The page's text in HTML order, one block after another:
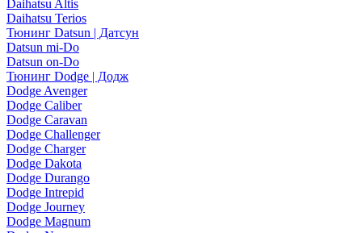
Daihatsu Altis
Daihatsu Terios
Тюнинг Datsun | Датсун
Datsun mi-Do
Datsun on-Do
Тюнинг Dodge | Додж
Dodge Avenger
Dodge Caliber
Dodge Caravan
Dodge Challenger
Dodge Charger
Dodge Dakota
Dodge Durango
Dodge Intrepid
Dodge Journey
Dodge Magnum